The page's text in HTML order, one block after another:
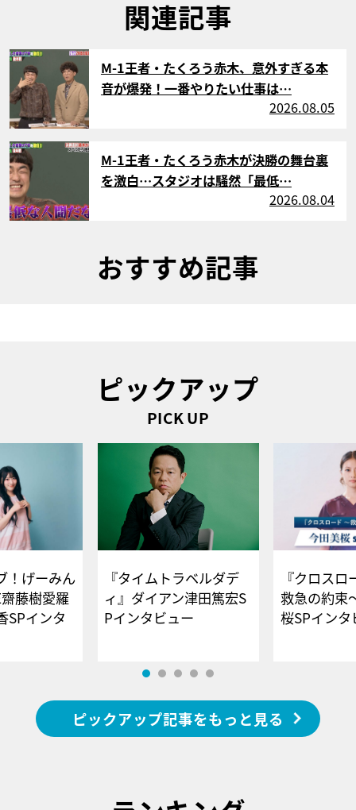
関連記事
サムネイル
M-1王者・たくろう赤木、意外すぎる本
音が爆発！一番やりたい仕事は…
2026.08.05
サムネイル
M-1王者・たくろう赤木が決勝の舞台裏
を激白…スタジオは騒然「最低…
2026.08.04
おすすめ記事
ピックアップ
PICK UP
！げーみん
藤樹愛羅
SPインタ
『タイムトラベルダデ
ィ』ダイアン津田篤宏S
Pインタビュー
『クロス
救急の約束
桜SPイ
ピックアップ記事をもっと見る